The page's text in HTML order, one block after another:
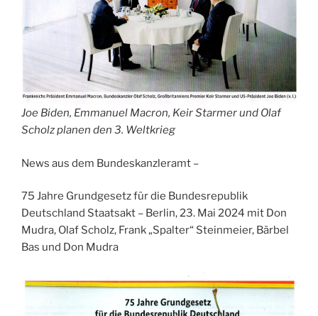
Joe Biden, Emmanuel Macron, Keir Starmer und Olaf
Scholz planen den 3. Weltkrieg
News aus dem Bundeskanzleramt –
75 Jahre Grundgesetz für die Bundesrepublik
Deutschland Staatsakt – Berlin, 23. Mai 2024 mit Don
Mudra, Olaf Scholz, Frank „Spalter“ Steinmeier, Bärbel
Bas und Don Mudra